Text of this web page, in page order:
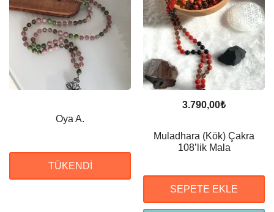
Oya A.
TÜKENDI
3.790,00₺
Muladhara (Kök) Çakra
108’lik Mala
SEPETE EKLE